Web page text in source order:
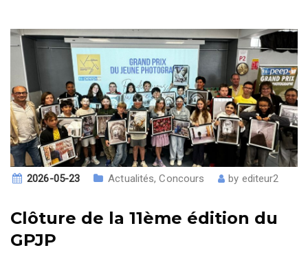
2026-05-23 Actualités,Concours by editeur2
Clôture de la 11ème édition du
GPJP